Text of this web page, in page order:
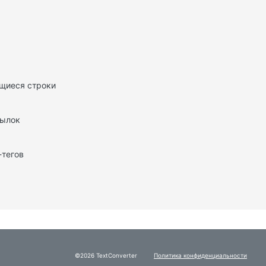
строки
©2026 TextConverter Политика конфиденциальности